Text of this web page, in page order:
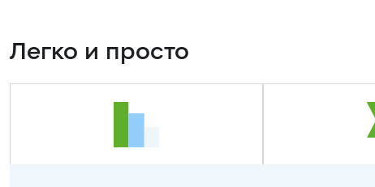
Легко и просто